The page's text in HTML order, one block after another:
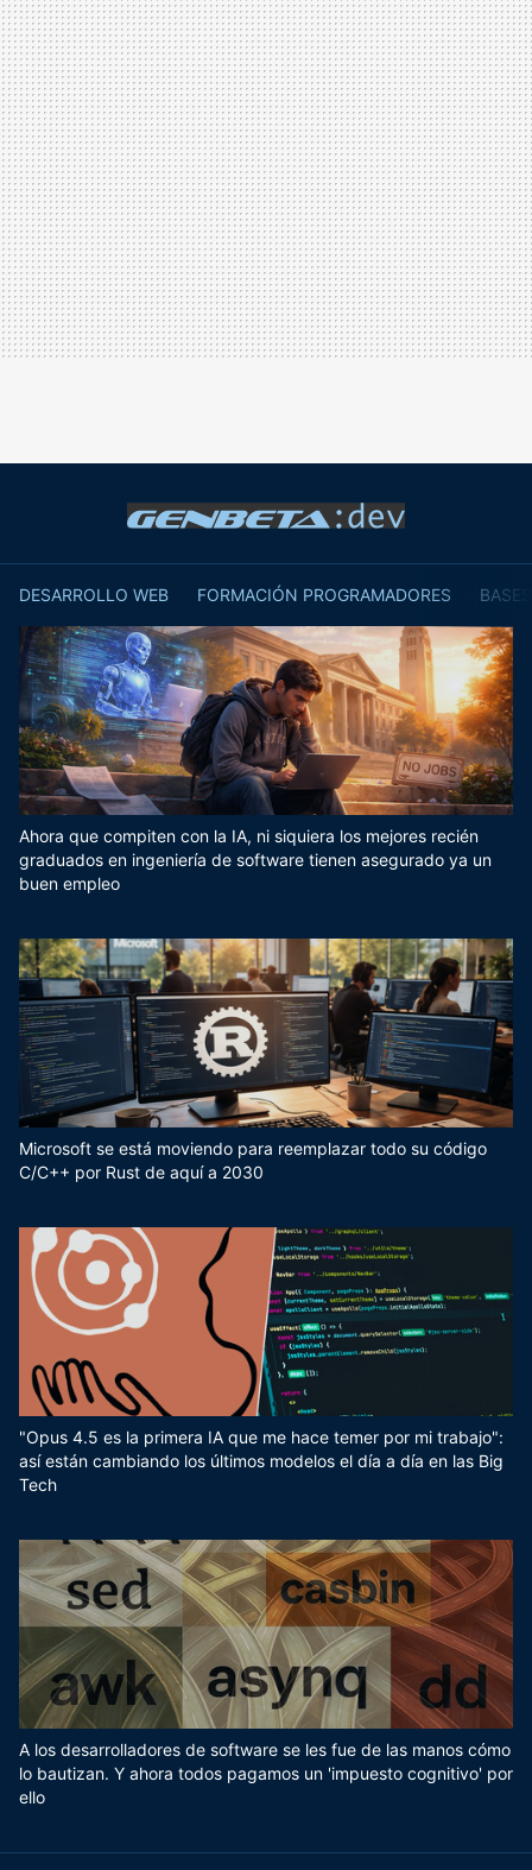
DESARROLLO WEB FORMACIÓN PROGRAMADORES
Ahora que compiten con la IA, ni siquiera los mejores recién
graduados en ingeniería de software tienen asegurado ya un
buen empleo
Microsoft se está moviendo para reemplazar todo su código
C/C++ por Rust de aquí a 2030
"Opus 4.5 es la primera IA que me hace temer por mi trabajo":
así están cambiando los últimos modelos el día a día en las Big
Tech
A los desarrolladores de software se les fue de las manos cómo
lo bautizan. Y ahora todos pagamos un 'impuesto cognitivo' por
ello